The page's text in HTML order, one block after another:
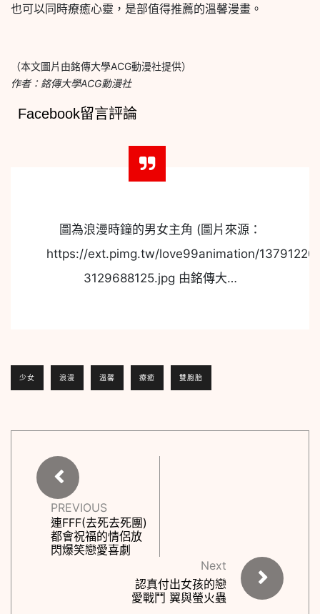
也可以同時療癒心靈，是部值得推薦的溫馨漫畫。
（本文圖片由銘傳大學ACG動漫社提供）
作者：銘傳大學ACG動漫社
Facebook留言評論
圖為浪漫時鐘的男女主角 (圖片來源：
https://ext.pimg.tw/love99animation/
3129688125.jpg 由銘傳大…
少女 浪漫 溫馨 療癒 雙胞胎
PREVIOUS
連FFF(去死去死團)
都會祝福的情侶放
閃爆笑戀愛喜劇
Next
認真付出女孩的戀
愛戰鬥 翼與螢火蟲